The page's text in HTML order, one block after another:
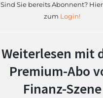
Sind Sie bereits Abonnent?
zum Login!
Weiterlesen mit
Premium-Abo
Finanz-Szene